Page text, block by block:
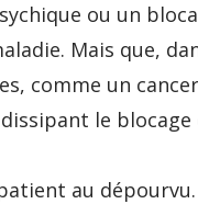
ou un
Mais que,
comme un
le
au